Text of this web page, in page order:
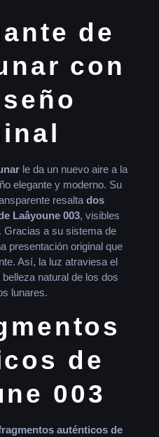
de
con
le da un nuevo aire a la
elegante y moderno. Su
resalta dos
Laâyoune 003, visibles
Gracias a su sistema de
presentación original que
Así, la luz atraviesa el
natural de los dos
lunares.
de
003
auténticos de